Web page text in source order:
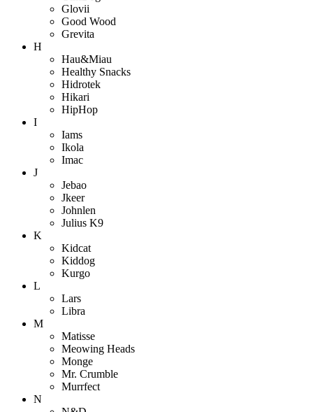
Glovii
Good Wood
Grevita
H
Hau&Miau
Healthy Snacks
Hidrotek
Hikari
HipHop
I
Iams
Ikola
Imac
J
Jebao
Jkeer
Johnlen
Julius K9
K
Kidcat
Kiddog
Kurgo
L
Lars
Libra
M
Matisse
Meowing Heads
Monge
Mr. Crumble
Murrfect
N